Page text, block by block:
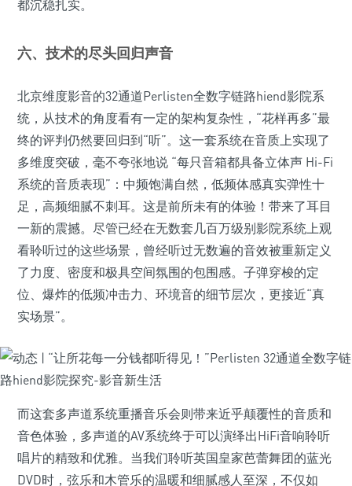
都沉稳扎实。
六、技术的尽头回归声音
北京维度影音的32通道Perlisten全数字链路hiend影院系
统，从技术的角度看有一定的架构复杂性，“花样再多”最
终的评判仍然要回归到“听”。这一套系统在音质上实现了
多维度突破，毫不夸张地说 “每只音箱都具备立体声 Hi-Fi
系统的音质表现”：中频饱满自然，低频体感真实弹性十
足，高频细腻不刺耳。这是前所未有的体验！带来了耳目
一新的震撼。尽管已经在无数套几百万级别影院系统上观
看聆听过的这些场景，曾经听过无数遍的音效被重新定义
了力度、密度和极具空间氛围的包围感。子弹穿梭的定
位、爆炸的低频冲击力、环境音的细节层次，更接近“真
实场景”。
而这套多声道系统重播音乐会则带来近乎颠覆性的音质和
音色体验，多声道的AV系统终于可以演绎出HiFi音响聆听
唱片的精致和优雅。当我们聆听英国皇家芭蕾舞团的蓝光
DVD时，弦乐和木管乐的温暖和细腻感人至深，不仅如